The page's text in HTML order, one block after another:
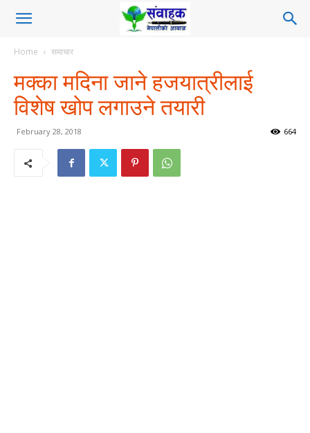
Home समाचार
मक्का मदिना जाने हजयात्रीलाई
विशेष खोप लगाउने तयारी
February 28, 2018 664